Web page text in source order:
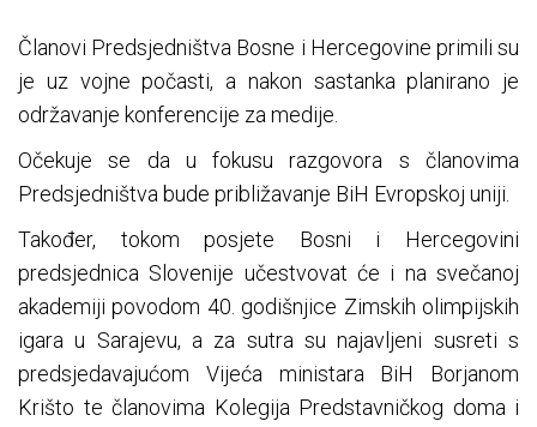
Članovi Predsjedništva Bosne i Hercegovine primili su
je uz vojne počasti, a nakon sastanka planirano je
održavanje konferencije za medije.
Očekuje se da u fokusu razgovora s članovima
Predsjedništva bude približavanje BiH Evropskoj uniji.
Također, tokom posjete Bosni i Hercegovini
predsjednica Slovenije učestvovat će i na svečanoj
akademiji povodom 40. godišnjice Zimskih olimpijskih
igara u Sarajevu, a za sutra su najavljeni susreti s
predsjedavajućom Vijeća ministara BiH Borjanom
Krišto te članovima Kolegija Predstavničkog doma i